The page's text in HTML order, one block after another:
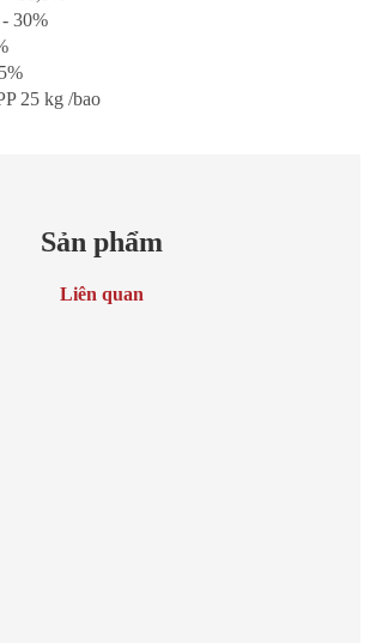
30%
25 kg /bao
Sản phẩm
Liên quan